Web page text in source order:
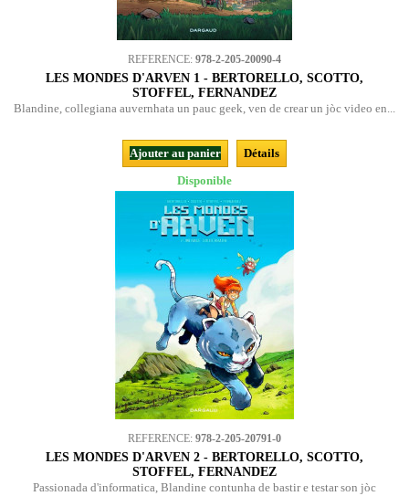
REFERENCE: 978-2-205-20090-4
LES MONDES D'ARVEN 1 - BERTORELLO, SCOTTO,
STOFFEL, FERNANDEZ
Blandine, collegiana auvernhata un pauc geek, ven de crear un jòc video en...
Ajouter au panier
Détails
Disponible
REFERENCE: 978-2-205-20791-0
LES MONDES D'ARVEN 2 - BERTORELLO, SCOTTO,
STOFFEL, FERNANDEZ
Passionada d'informatica, Blandine contunha de bastir e testar son jòc